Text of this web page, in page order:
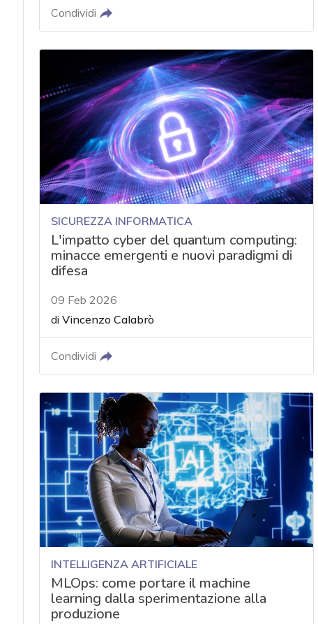
Condividi
SICUREZZA INFORMATICA
L'impatto cyber del quantum computing:
minacce emergenti e nuovi paradigmi di
difesa
09 Feb 2026
di Vincenzo Calabrò
Condividi
INTELLIGENZA ARTIFICIALE
MLOps: come portare il machine
learning dalla sperimentazione alla
produzione